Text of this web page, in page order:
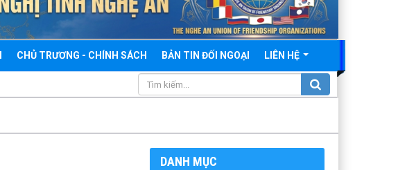
CHỦ TRƯƠNG - CHÍNH SÁCH BẢN TIN ĐỐI NGOẠI LIÊN HỆ
DANH MỤC